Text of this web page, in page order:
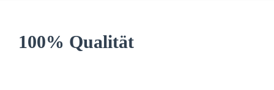
100% Qualität